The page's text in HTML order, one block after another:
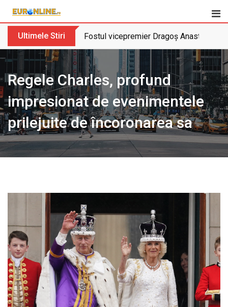
Ultimele Stiri Fostul vicepremier Dragoș Anastasiu
Regele Charles, profund
impresionat de evenimentele
prilejuite de încoronarea sa